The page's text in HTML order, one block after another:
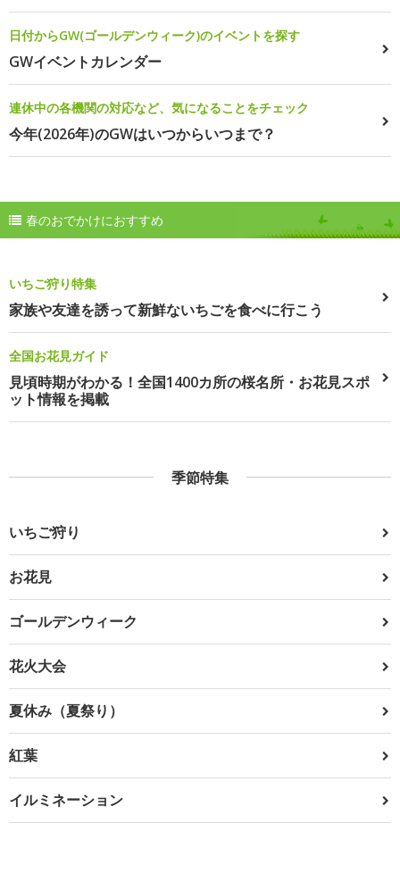
日付からGW(ゴールデンウィーク)のイベントを探す
GWイベントカレンダー
連休中の各機関の対応など、気になることをチェック
今年(2026年)のGWはいつからいつまで？
春のおでかけにおすすめ
いちご狩り特集
家族や友達を誘って新鮮ないちごを食べに行こう
全国お花見ガイド
見頃時期がわかる！全国1400カ所の桜名所・お花見スポ
ット情報を掲載
季節特集
いちご狩り
お花見
ゴールデンウィーク
花火大会
夏休み（夏祭り）
紅葉
イルミネーション